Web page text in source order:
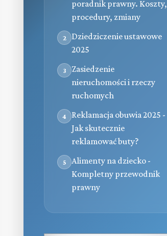
poradnik prawny. Koszty,
procedury, zmiany
2
Dziedziczenie ustawowe
2025
3
Zasiedzenie
nieruchomości i rzeczy
ruchomych
4
Reklamacja obuwia 2025 -
Jak skutecznie
reklamować buty?
5
Alimenty na dziecko -
Kompletny przewodnik
prawny